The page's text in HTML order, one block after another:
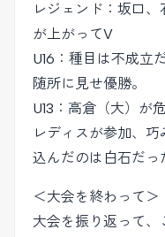
レジェンド：坂口
が上がってV
U16：種目は不成立
随所に見せ優勝。
U13：高倉（大）が
レディスが参加、
込んだのは白石だっ
＜大会を終わって＞
大会を振り返って、